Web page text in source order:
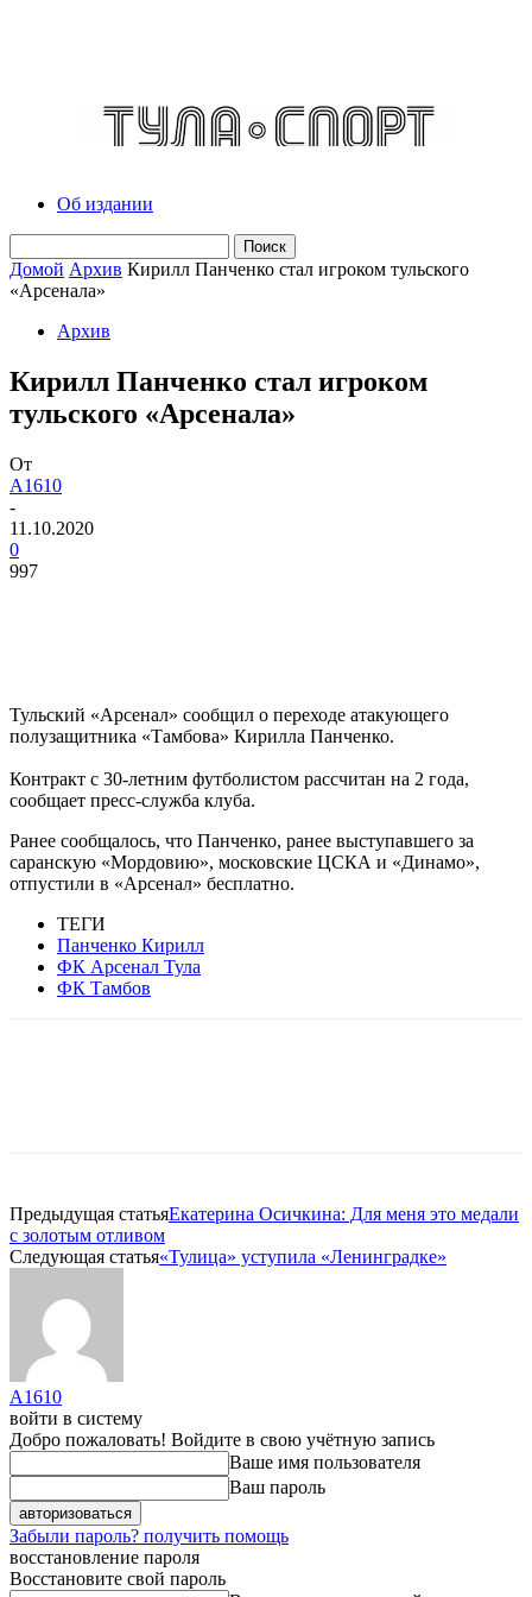
Об издании
Домой Архив Кирилл Панченко стал игроком тульского
«Арсенала»
Архив
Кирилл Панченко стал игроком
тульского «Арсенала»
От
A1610
-
11.10.2020
0
997
Тульский «Арсенал» сообщил о переходе атакующего
полузащитника «Тамбова» Кирилла Панченко.
Контракт с 30-летним футболистом рассчитан на 2 года,
сообщает пресс-служба клуба.
Ранее сообщалось, что Панченко, ранее выступавшего за
саранскую «Мордовию», московские ЦСКА и «Динамо»,
отпустили в «Арсенал» бесплатно.
ТЕГИ
Панченко Кирилл
ФК Арсенал Тула
ФК Тамбов
Предыдущая статьяЕкатерина Осичкина: Для меня это медали
с золотым отливом
Следующая статья«Тулица» уступила «Ленинградке»
A1610
войти в систему
Добро пожаловать! Войдите в свою учётную запись
Ваше имя пользователя
Ваш пароль
Забыли пароль? получить помощь
восстановление пароля
Восстановите свой пароль